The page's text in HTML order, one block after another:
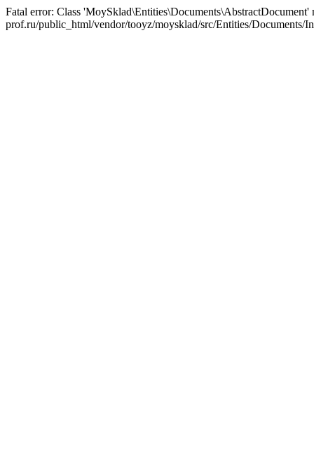
Fatal error: Class 'MoySklad\Entities\Documents\AbstractDocument'
prof.ru/public_html/vendor/tooyz/moysklad/src/Entities/Documents/